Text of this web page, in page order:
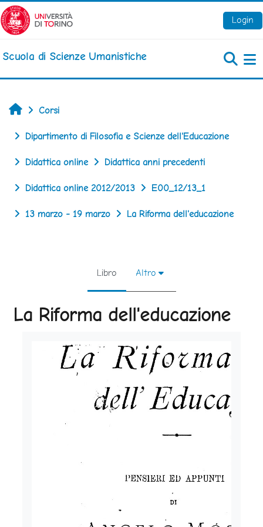
Vai al contenuto principale
Login
Scuola di Scienze Umanistiche
Home
Corsi
Dipartimento di Filosofia e Scienze dell'Educazione
Didattica online Didattica anni precedenti
Didattica online 2012/2013 E00_12/13_1
13 marzo - 19 marzo La Riforma dell'educazione
Libro Altro
La Riforma dell'educazione